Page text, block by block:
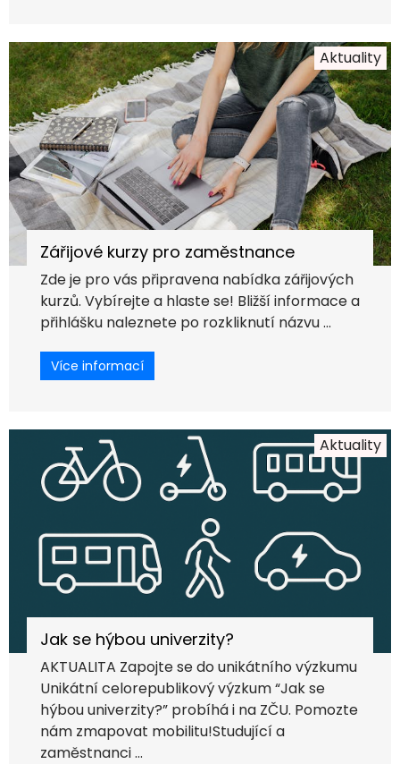
Aktuality
Zářijové kurzy pro zaměstnance
Zde je pro vás připravena nabídka zářijových
kurzů. Vybírejte a hlaste se! Bližší informace a
přihlášku naleznete po rozkliknutí názvu ...
Více informací
Aktuality
Jak se hýbou univerzity?
AKTUALITA Zapojte se do unikátního výzkumu
Unikátní celorepublikový výzkum “Jak se
hýbou univerzity?” probíhá i na ZČU. Pomozte
nám zmapovat mobilitu!Studující a
zaměstnanci ...